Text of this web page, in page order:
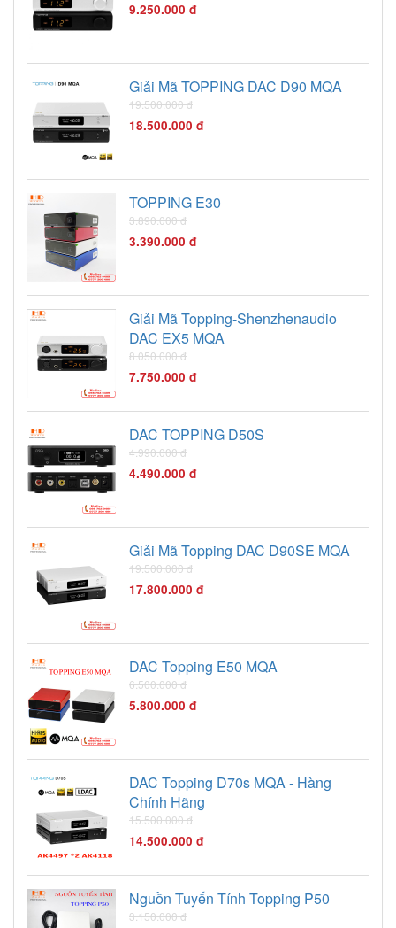
lựa chọn sáng giá cho
một nguồn phát nhạc
9.250.000 đ
Giải Mã TOPPING DAC D90 MQA
19.500.000 đ
18.500.000 đ
TOPPING E30
3.890.000 đ
3.390.000 đ
Giải Mã Topping-Shenzhenaudio
DAC EX5 MQA
8.050.000 đ
7.750.000 đ
DAC TOPPING D50S
4.990.000 đ
4.490.000 đ
Giải Mã Topping DAC D90SE MQA
19.500.000 đ
17.800.000 đ
DAC Topping E50 MQA
6.500.000 đ
5.800.000 đ
DAC Topping D70s MQA - Hàng
Chính Hãng
15.500.000 đ
14.500.000 đ
Nguồn Tuyến Tính Topping P50
3.150.000 đ